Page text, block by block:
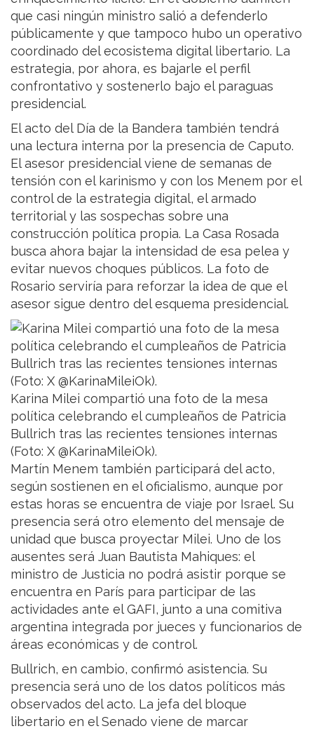
que casi ningún ministro salió a defenderlo
públicamente y que tampoco hubo un operativo
coordinado del ecosistema digital libertario. La
estrategia, por ahora, es bajarle el perfil
confrontativo y sostenerlo bajo el paraguas
presidencial.
El acto del Día de la Bandera también tendrá
una lectura interna por la presencia de Caputo.
El asesor presidencial viene de semanas de
tensión con el karinismo y con los Menem por el
control de la estrategia digital, el armado
territorial y las sospechas sobre una
construcción política propia. La Casa Rosada
busca ahora bajar la intensidad de esa pelea y
evitar nuevos choques públicos. La foto de
Rosario serviría para reforzar la idea de que el
asesor sigue dentro del esquema presidencial.
Karina Milei compartió una foto de la mesa
política celebrando el cumpleaños de Patricia
Bullrich tras las recientes tensiones internas
(Foto: X @KarinaMileiOk).
Martín Menem también participará del acto,
según sostienen en el oficialismo, aunque por
estas horas se encuentra de viaje por Israel. Su
presencia será otro elemento del mensaje de
unidad que busca proyectar Milei. Uno de los
ausentes será Juan Bautista Mahiques: el
ministro de Justicia no podrá asistir porque se
encuentra en París para participar de las
actividades ante el GAFI, junto a una comitiva
argentina integrada por jueces y funcionarios de
áreas económicas y de control.
Bullrich, en cambio, confirmó asistencia. Su
presencia será uno de los datos políticos más
observados del acto. La jefa del bloque
libertario en el Senado viene de marcar